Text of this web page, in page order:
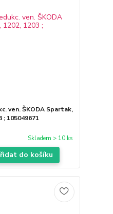
ven. ŠKODA Spartak,
; 105049671
Skladem > 10 ks
do košíku